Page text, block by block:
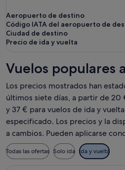
Aeropuerto de destino
Código IATA del aeropuerto de
Ciudad de destino
Precio de ida y vuelta
Vuelos populares
Los precios mostrados han
últimos siete días, a partir de 20
y 37 € para vuelos de ida y
especificado. Los precios y la
a cambios. Pueden aplicarse
Todas las ofertas Solo ida Ida y vuelta